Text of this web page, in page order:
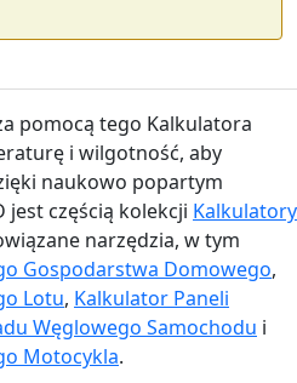
pomocą tego Kalkulatora
i wilgotność, aby
naukowo popartym
jest częścią kolekcji Kalkulatory
narzędzia, w tym
Gospodarstwa Domowego,
Lotu, Kalkulator Paneli
Węglowego Samochodu i
Motocykla.